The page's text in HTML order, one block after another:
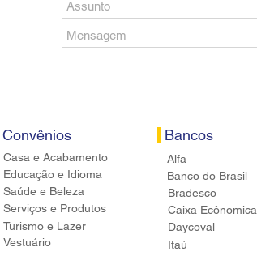
Convênios
Casa e Acabamento
Educação e Idioma
Saúde e Beleza
Serviços e Produtos
Turismo e Lazer
Vestuário
Bancos
Alfa
Banco do Brasil
Bradesco
Caixa
Daycoval
Itaú